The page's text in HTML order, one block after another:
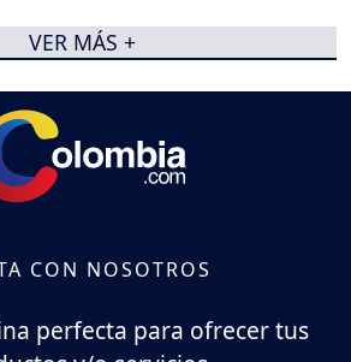
VER MÁS +
CON NOSOTROS
perfecta para ofrecer tus